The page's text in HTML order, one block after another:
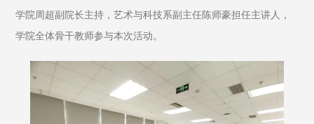
学院周超副院长主持，艺术与科技系副主任陈师豪担任主讲人，
学院全体骨干教师参与本次活动。